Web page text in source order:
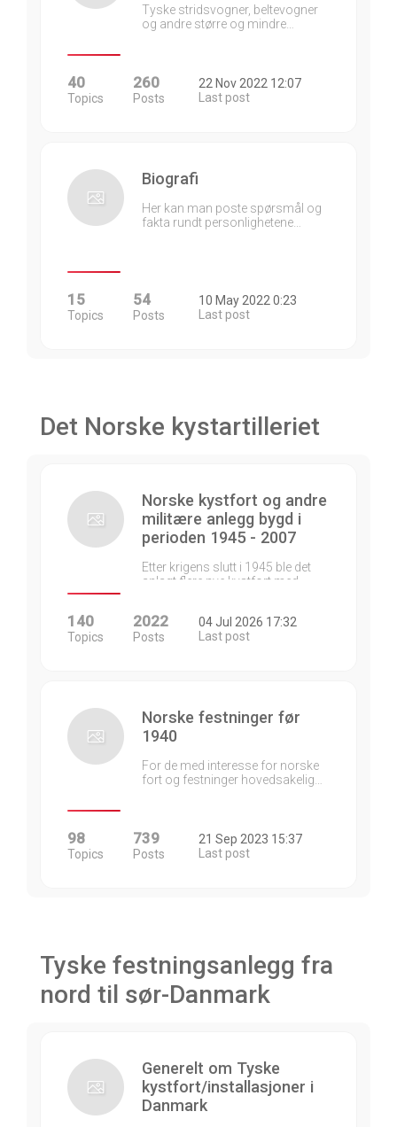
Tyske stridsvogner, beltevogner
og andre større og mindre…
40
Topics
260
Posts
22 Nov 2022 12:07
Last post
Biografi
Her kan man poste spørsmål og
fakta rundt personlighetene…
15
Topics
54
Posts
10 May 2022 0:23
Last post
Det Norske kystartilleriet
Norske kystfort og andre
militære anlegg bygd i
perioden 1945 - 2007
Etter krigens slutt i 1945 ble det
anlagt flere nye kystfort med…
140
Topics
2022
Posts
04 Jul 2026 17:32
Last post
Norske festninger før
1940
For de med interesse for norske
fort og festninger hovedsakelig…
98
Topics
739
Posts
21 Sep 2023 15:37
Last post
Tyske festningsanlegg fra
nord til sør-Danmark
Generelt om Tyske
kystfort/installasjoner i
Danmark